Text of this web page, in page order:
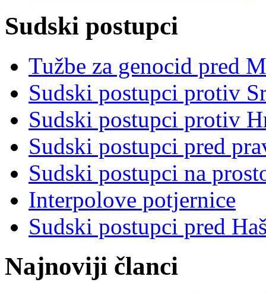
Sudski postupci
Tužbe za genocid pred
Sudski postupci protiv
Sudski postupci protiv
Sudski postupci pred
Sudski postupci na
Interpolove potjernice
Sudski postupci pred
Najnoviji članci